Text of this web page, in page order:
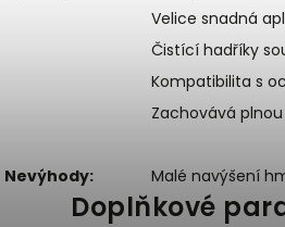
Velice snadná
Čistící hadříky
Kompatibilita s
Zachovává
Nevýhody: Malé navýšení
Doplňkové